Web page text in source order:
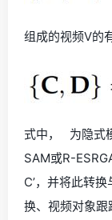
组成的视频V的
式中， 为隐式
SAM或R-
C’，并将此转
换、视频对象跟